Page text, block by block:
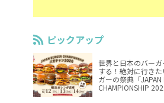
ピックアップ
世界と日本のバー
する！絶対に行き
ガーの祭典「JAPAN
CHAMPIONSHIP